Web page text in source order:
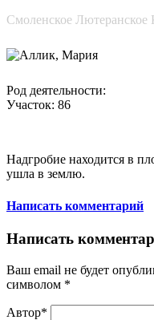
Смоленское
Род деятельности:
Участок: 86
Надгробие находится в
ушла в землю.
Написать комментарий
Написать
Ваш email не будет
символом *
Автор*